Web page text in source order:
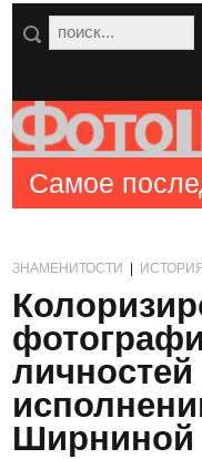
Самое
ЗНАМЕНИТОСТИ ИСТОРИЯ
Ширниной